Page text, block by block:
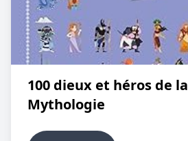
100 dieux et héros de la
Mythologie